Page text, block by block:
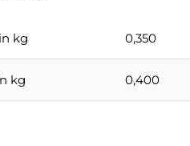
kg 0,350
kg 0,400